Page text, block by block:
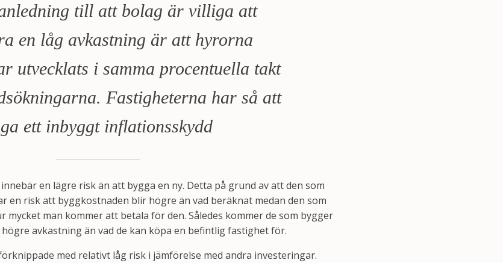
till att bolag är villiga att
en låg avkastning är att hyrorna
utvecklats i samma procentuella takt
Fastigheterna har så att
ett inbyggt inflationsskydd
en lägre risk än att bygga en ny. Detta på grund av att den som
en risk att byggkostnaden blir högre än vad beräknat medan den som
mycket man kommer att betala för den. Således kommer de som bygger
avkastning än vad de kan köpa en befintlig fastighet för.
med relativt låg risk i jämförelse med andra investeringar.